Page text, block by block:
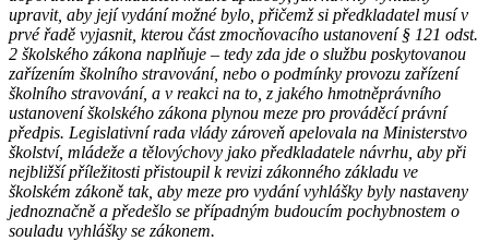
upravit, aby její vydání možné bylo, přičemž si předkladatel musí v
prvé řadě vyjasnit, kterou část zmocňovacího ustanovení § 121 odst.
2 školského zákona naplňuje – tedy zda jde o službu poskytovanou
zařízením školního stravování, nebo o podmínky provozu zařízení
školního stravování, a v reakci na to, z jakého hmotněprávního
ustanovení školského zákona plynou meze pro prováděcí právní
předpis. Legislativní rada vlády zároveň apelovala na Ministerstvo
školství, mládeže a tělovýchovy jako předkladatele návrhu, aby při
nejbližší příležitosti přistoupil k revizi zákonného základu ve
školském zákoně tak, aby meze pro vydání vyhlášky byly nastaveny
jednoznačně a předešlo se případným budoucím pochybnostem o
souladu vyhlášky se zákonem.